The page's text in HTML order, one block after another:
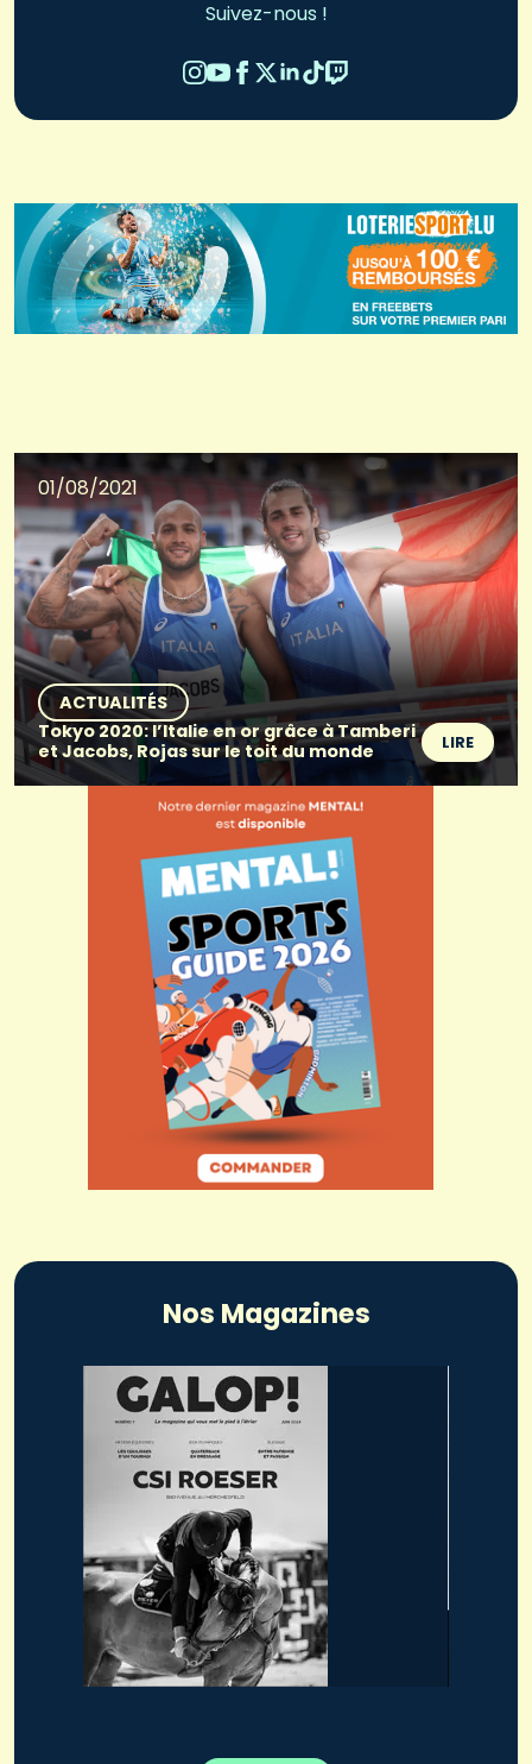
Suivez-nous !
01/08/2021
ACTUALITÉS
Tokyo 2020: l’Italie en or grâce à Tamberi
et Jacobs, Rojas sur le toit du monde
LIRE
Nos Magazines